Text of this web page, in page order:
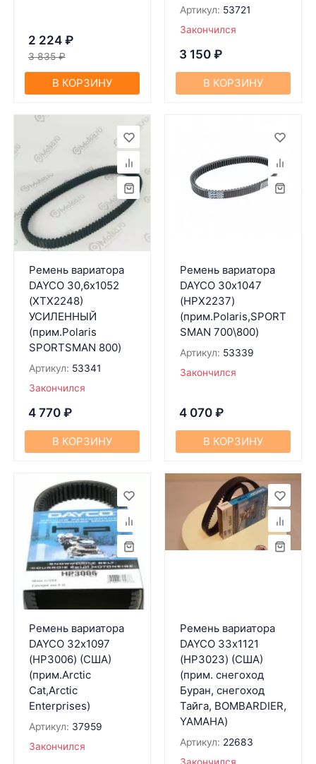
2 224 ₽
3 835 ₽
В КОРЗИНУ
Артикул: 53721
Закончился
3 150 ₽
В КОРЗИНУ
Ремень вариатора
DAYCO 30,6х1052
(XTX2248)
УСИЛЕННЫЙ
(прим.Polaris
SPORTSMAN 800)
Артикул: 53341
Закончился
4 770 ₽
В КОРЗИНУ
Ремень вариатора
DAYCO 30х1047
(HPX2237)
(прим.Polaris,SPORT
SMAN 700\800)
Артикул: 53339
Закончился
4 070 ₽
В КОРЗИНУ
Ремень вариатора
DAYCO 32х1097
(HP3006) (США)
(прим.Arctic
Cat,Arctic
Enterprises)
Артикул: 37959
Закончился
Ремень вариатора
DAYCO 33х1121
(HP3023) (США)
(прим. снегоход
Буран, снегоход
Тайга, BOMBARDIER,
YAMAHA)
Артикул: 22683